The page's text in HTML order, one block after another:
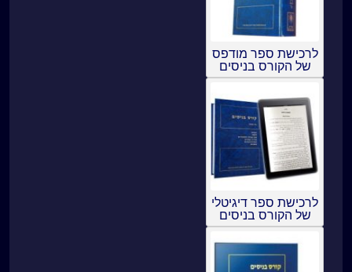
לרכישת ספר מודפס
של הקורס בניסים
לרכישת ספר דיגיטלי
של הקורס בניסים